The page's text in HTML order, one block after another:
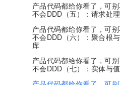
产品代码都给你看了，可
不会DDD（五）：请求处
产品代码都给你看了，可
不会DDD（六）：聚合根
库
产品代码都给你看了，可
不会DDD（七）：实体与